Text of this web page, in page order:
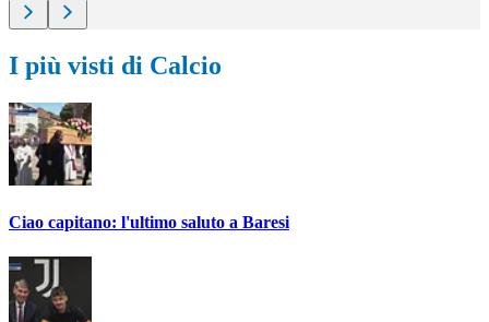
I più visti di Calcio
Ciao capitano: l'ultimo saluto a Baresi